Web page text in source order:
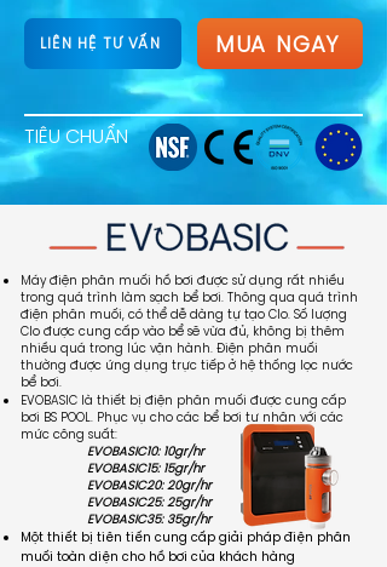
LIÊN HỆ TƯ VẤN MUA NGAY
TIÊU CHUẨN
Máy điện phân muối hồ bơi được sử dụng rất nhiều
trong quá trình làm sạch bể bơi. Thông qua quá trình
điện phân muối, có thể dễ dàng tự tạo Clo. Số lượng
Clo được cung cấp vào bể sẽ vừa đủ, không bị thêm
nhiều quá trong lúc vận hành. Điện phân muối
thường được ứng dụng trực tiếp ở hệ thống lọc nước
bể bơi.
EVOBASIC là thiết bị điện phân muối được cung cấp
bơi BS POOL. Phục vụ cho các bể bơi tư nhân với các
mức công suất:
EVOBASIC10: 10gr/hr
EVOBASIC15: 15gr/hr
EVOBASIC20: 20gr/hr
EVOBASIC25: 25gr/hr
EVOBASIC35: 35gr/hr
Một thiết bị tiên tiến cung cấp giải pháp điện phân
muối toàn diện cho hồ bơi của khách hàng